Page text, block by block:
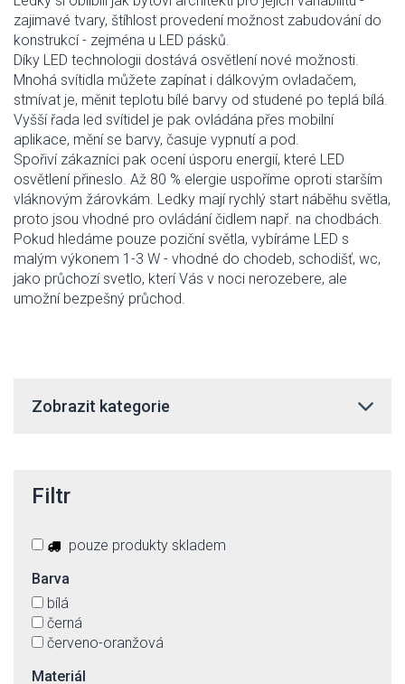
zajimavé tvary, štíhlost provedení možnost zabudování do
konstrukcí - zejména u LED pásků.
Díky LED technologii dostává osvětlení nové možnosti.
Mnohá svítidla můžete zapínat i dálkovým ovladačem,
stmívat je, měnit teplotu bílé barvy od studené po teplá bílá.
Vyšší řada led svítidel je pak ovládána přes mobilní
aplikace, mění se barvy, časuje vypnutí a pod.
Spořiví zákazníci pak ocení úsporu energií, které LED
osvětlení přineslo. Až 80 % elergie uspoříme oproti starším
vláknovým žárovkám. Ledky mají rychlý start náběhu světla,
proto jsou vhodné pro ovládání čidlem např. na chodbách.
Pokud hledáme pouze poziční světla, vybíráme LED s
malým výkonem 1-3 W - vhodné do chodeb, schodišť, wc,
jako průchozí svetlo, kterí Vás v noci nerozebere, ale
umožní bezpešný průchod.
Zobrazit kategorie
Filtr
pouze produkty skladem
Barva
bílá
černá
červeno-oranžová
Materiál